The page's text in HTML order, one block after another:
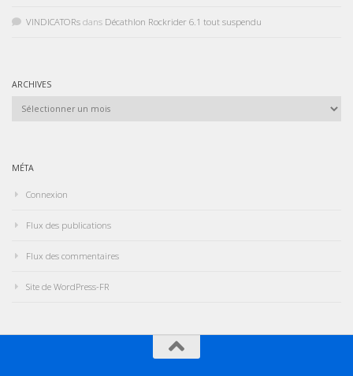
VINDICATORs dans Décathlon Rockrider 6.1 tout suspendu
ARCHIVES
MÉTA
Connexion
Flux des publications
Flux des commentaires
Site de WordPress-FR